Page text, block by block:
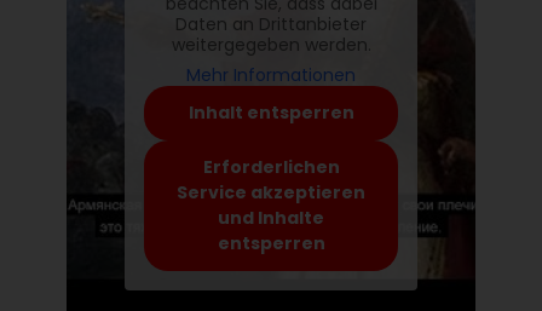
Daten an Drittanbieter
weitergegeben werden.
Mehr Informationen
Inhalt entsperren
Erforderlichen
Service akzeptieren
und Inhalte
entsperren